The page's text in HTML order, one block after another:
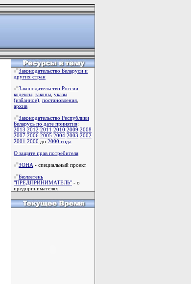
Законодательство Беларуси и
других стран
Законодательство России
кодексы законы указы
(избанное) постановления
архив
Законодательство Республики
Беларусь по дате принятия:
2013 2012 2011 2010 2009 2008
2007 2006 2005 2004 2003 2002
2001 2000 до 2000 года
О защите прав потребителя
ЗОНА - специальный проект
Бюллетень
"ПРЕДПРИНИМАТЕЛЬ" - о
предпринимателях.